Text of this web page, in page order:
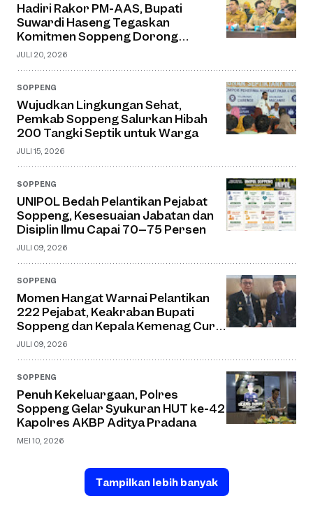
Hadiri Rakor PM-AAS, Bupati
Suwardi Haseng Tegaskan
Komitmen Soppeng Dorong
Pertanian Modern dan Swasembada
JULI 20, 2026
SOPPENG
Wujudkan Lingkungan Sehat,
Pemkab Soppeng Salurkan Hibah
200 Tangki Septik untuk Warga
JULI 15, 2026
SOPPENG
UNIPOL Bedah Pelantikan Pejabat
Soppeng, Kesesuaian Jabatan dan
Disiplin Ilmu Capai 70–75 Persen
JULI 09, 2026
SOPPENG
Momen Hangat Warnai Pelantikan
222 Pejabat, Keakraban Bupati
Soppeng dan Kepala Kemenag Curi
Perhatian
JULI 09, 2026
SOPPENG
Penuh Kekeluargaan, Polres
Soppeng Gelar Syukuran HUT ke-42
Kapolres AKBP Aditya Pradana
MEI 10, 2026
Tampilkan lebih banyak